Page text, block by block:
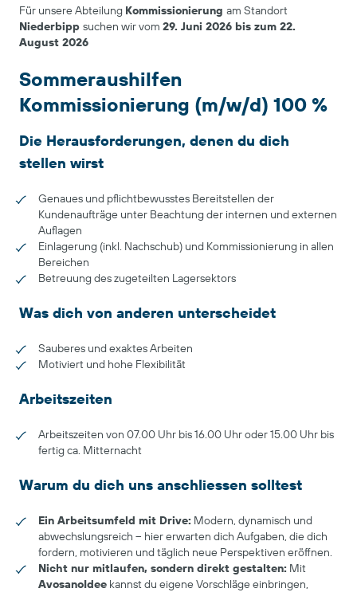
Für unsere Abteilung Kommissionierung am Standort
Niederbipp suchen wir vom 29. Juni 2026 bis zum 22.
August 2026
Sommeraushilfen
Kommissionierung (m/w/d) 100 %
Die Herausforderungen, denen du dich
stellen wirst
Genaues und pflichtbewusstes Bereitstellen der
Kundenaufträge unter Beachtung der internen und externen
Auflagen
Einlagerung (inkl. Nachschub) und Kommissionierung in allen
Bereichen
Betreuung des zugeteilten Lagersektors
Was dich von anderen unterscheidet
Sauberes und exaktes Arbeiten
Motiviert und hohe Flexibilität
Arbeitszeiten
Arbeitszeiten von 07.00 Uhr bis 16.00 Uhr oder 15.00 Uhr bis
fertig ca. Mitternacht
Warum du dich uns anschliessen solltest
Ein Arbeitsumfeld mit Drive: Modern, dynamisch und
abwechslungsreich – hier erwarten dich Aufgaben, die dich
fordern, motivieren und täglich neue Perspektiven eröffnen.
Nicht nur mitlaufen, sondern direkt gestalten: Mit
AvosanoIdee kannst du eigene Vorschläge einbringen,